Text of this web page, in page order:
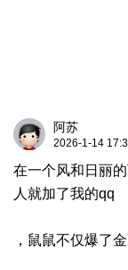
阿苏
2026-1-14
在一个风和日丽
人就加了我的qq
，鼠鼠不仅爆了